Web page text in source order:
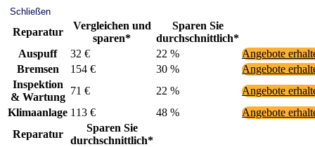
Schließen
Reparatur
Vergleichen und
sparen*
Sparen Sie
durchschnittlich*
Auspuff
32 € 22 %
Angebote
Bremsen
154 € 30 %
Angebote
Inspektion
& Wartung
71 € 22 %
Angebote
Klimaanlage 113 € 48 %
Angebote
Reparatur
Sparen Sie
durchschnittlich*